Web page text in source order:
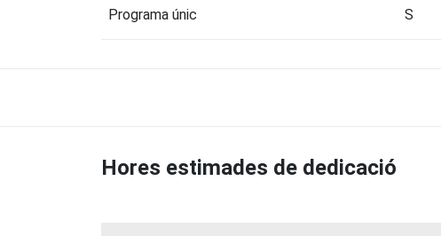
Programa únic S
Hores estimades de dedicació